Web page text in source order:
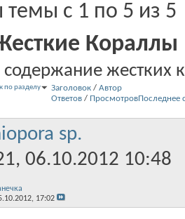
темы с 1 по 5 из 5
Кораллы
жестких
по разделу Заголовок / Автор
Ответов / ПросмотровПоследнее
sp.
, 06.10.2012 10:48
17:02